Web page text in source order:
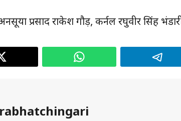
प्रसाद राकेश गौड़, कर्नल रघुवीर सिंह